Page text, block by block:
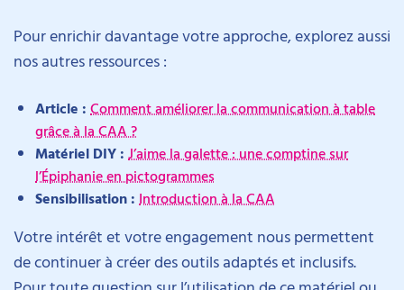
Pour enrichir davantage votre approche, explorez aussi
nos autres ressources :
Article : Comment améliorer la communication à table
grâce à la CAA ?
Matériel DIY : J’aime la galette : une comptine sur
l’Épiphanie en pictogrammes
Sensibilisation : Introduction à la CAA
Votre intérêt et votre engagement nous permettent
de continuer à créer des outils adaptés et inclusifs.